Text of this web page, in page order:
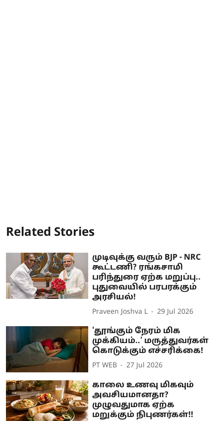
Related Stories
முடிவுக்கு வரும் BJP - NRC
கூட்டணி? ரங்கசாமி
பரிந்துரை ஏற்க மறுப்பு..
புதுவையில் பரபரக்கும்
அரசியல்!
Praveen Joshva L 29 Jul 2026
'தூங்கும் நேரம் மிக
முக்கியம்..' மருத்துவர்கள்
கொடுக்கும் எச்சரிக்கை!
PT WEB 27 Jul 2026
காலை உணவு மிகவும்
அவசியமானதா?
முழுவதுமாக ஏற்க
மறுக்கும் நிபுணர்கள்!!